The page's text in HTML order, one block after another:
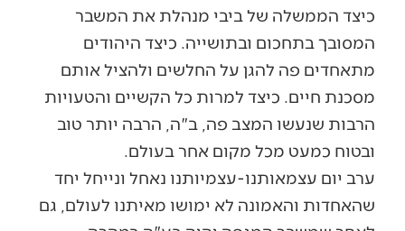
כיצד הממשלה של ביבי מנהלת את המשבר
המסובך בתחכום ובתושייה. כיצד היהודים
מתאחדים פה להגן על החלשים ולהציל אותם
מסכנת חיים. כיצד למרות כל הקשיים והטעויות
הרבות שנעשו המצב פה, ב"ה, הרבה יותר טוב
ובטוח כמעט מכל מקום אחר בעולם.
ערב יום עצמאותנו-עצמיותנו נאחל ונייחל יחד
שהאחדות והאמונה לא ימושו מאיתנו לעולם, גם